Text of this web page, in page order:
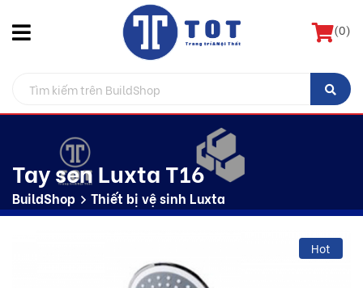
(0)
Tay sen Luxta T16
BuildShop Thiết bị vệ sinh Luxta
Hot